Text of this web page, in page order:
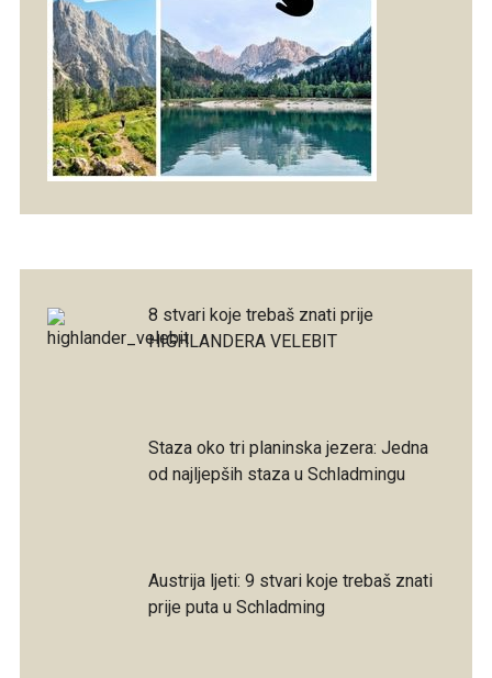
8 stvari koje trebaš znati prije
HIGHLANDERA VELEBIT
Staza oko tri planinska jezera: Jedna
od najljepših staza u Schladmingu
Austrija ljeti: 9 stvari koje trebaš znati
prije puta u Schladming